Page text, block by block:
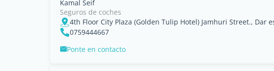
Kamal Seif
Seguros de coches
4th Floor City Plaza (Golden Tulip Hotel) Jamhuri Street., Dar
0759444667
Ponte en contacto